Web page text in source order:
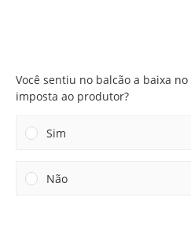
Você sentiu no balcão a baixa
imposta ao produtor?
Sim
Não